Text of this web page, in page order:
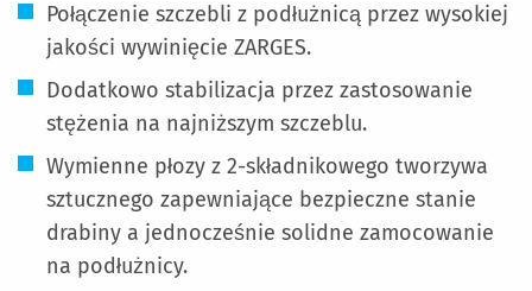
Połączenie szczebli z podłużnicą przez wysokiej
jakości wywinięcie ZARGES.
Dodatkowo stabilizacja przez zastosowanie
stężenia na najniższym szczeblu.
Wymienne płozy z 2-składnikowego tworzywa
sztucznego zapewniające bezpieczne stanie
drabiny a jednocześnie solidne zamocowanie
na podłużnicy.